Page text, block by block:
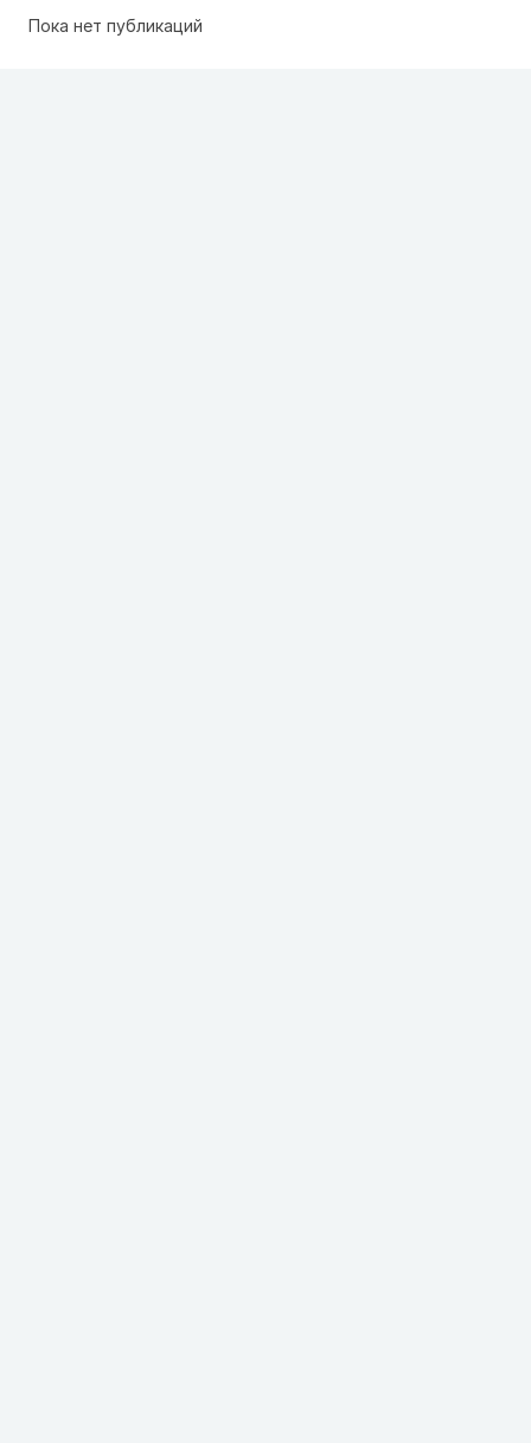
Пока нет публикаций